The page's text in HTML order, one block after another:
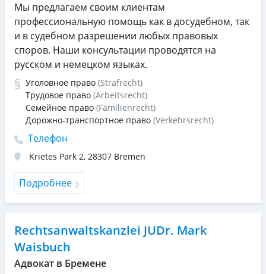
Мы предлагаем своим клиентам
профессиональную помощь как в досудебном, так
и в судебном разрешении любых правовых
споров. Наши консультации проводятся на
русском и немецком языках.
Уголовное право (Strafrecht)
Трудовое право (Arbeitsrecht)
Семейное право (Familienrecht)
Дорожно-транспортное право (Verkehrsrecht)
Телефон
Krietes Park 2, 28307 Bremen
Подробнее
Rechtsanwaltskanzlei JUDr. Mark
Waisbuch
Адвокат в Бремене